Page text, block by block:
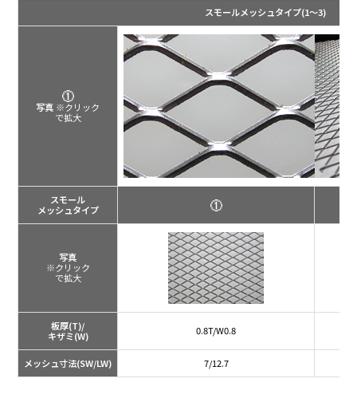
スモールメッシュタイプ(1～3)
写真 ※クリック
で拡大
スモール
メッシュタイプ
写真
※クリック
で拡大
板厚(T)/
キザミ(W)
0.8T/W0.8
メッシュ寸法(SW/LW) 7/12.7